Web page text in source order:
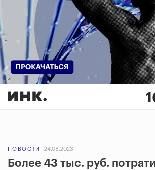
НОВОСТИ 24.08.2023
Более 43 тыс. руб.